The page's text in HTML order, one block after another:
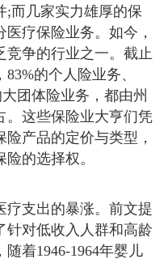
;而几家实力雄厚的保
疗保险业务。如今，
竞争的行业之一。截止
的个人险业务、
团体险业务，都由州
。这些保险业大亨们凭
产品的定价与类型，
的选择权。
支出的暴涨。前文提
针对低收入人群和高龄
着1946-1964年婴儿